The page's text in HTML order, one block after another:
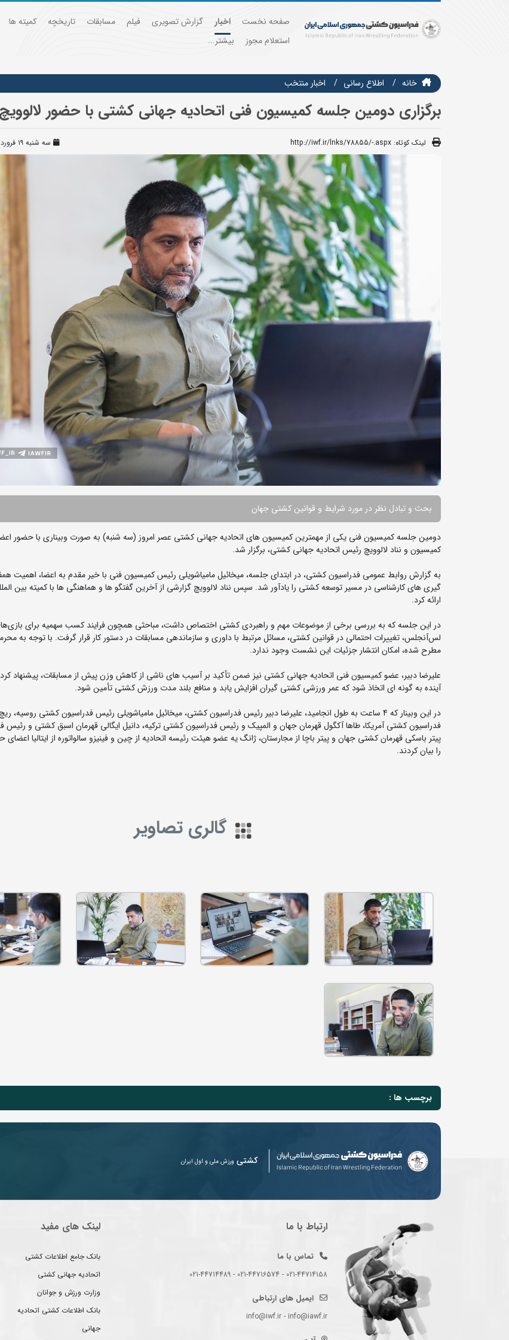
صفحه نخست اخبار گزارش تصویری فیلم مسابقات تاریخچه
کمیته ها
استعلام مجوز
بیشتر...
خانه اطلاع رسانی اخبار منتخب
برگزاری دومین جلسه کمیسیون فنی اتحادیه جهانی کشتی با حضور
لینک کوتاه: http://iwf.ir/lnks/78855/-.aspx سه شنبه ۱۹ فروردین ۱۴۰۴
بحث و تبادل نظر در مورد شرایط و قوانین کشتی جهان
دومین جلسه کمیسیون فنی یکی از مهمترین کمیسیون های اتحادیه جهانی کشتی عصر امروز (سه شنبه) به صورت وبیناری با حضور
کمیسیون و نناد لالوویچ رئیس اتحادیه جهانی کشتی، برگزار شد.
به گزارش روابط عمومی فدراسیون کشتی، در ابتدای جلسه، میخائیل مامیاشویلی رئیس کمیسیون فنی با خیر مقدم به اعضا، اهمیت
ارائه کرد.
لس‌آنجلس، تغییرات احتمالی در قوانین کشتی، مسائل مرتبط با داوری و سازماندهی مسابقات در دستور کار قرار گرفت. با توجه به
مطرح شده، امکان انتشار جزئیات این نشست وجود ندارد.
علیرضا دبیر، عضو کمیسیون فنی اتحادیه جهانی کشتی نیز ضمن تأکید بر آسیب‌ های ناشی از کاهش وزن پیش از مسابقات، پیشنهاد
آینده به گونه‌ ای اتخاذ شود که عمر ورزشی کشتی‌ گیران افزایش یابد و منافع بلند مدت ورزش کشتی تأمین شود.
در این وبینار که 4 ساعت به طول انجامید، علیرضا دبیر رئیس فدراسیون کشتی، میخائیل مامیاشویلی رئیس فدراسیون کشتی روسیه،
فدراسیون کشتی آمریکا، طاها آکگول قهرمان جهان و المپیک و رئیس فدراسیون کشتی ترکیه، دانیل ایگالی قهرمان اسبق کشتی و رئیس
پیتر باسکی قهرمان کشتی جهان و پیتر باچا از مجارستان، ژانگ یه عضو هیئت رئیسه اتحادیه از چین و فینیزو سالواتوره از ایتالیا
را بیان کردند.
گالری تصاویر
برچسب ها :
کشتی ورزش ملی و اول ایران
ارتباط با ما
تماس با ما
021-44714158 - 021-44716574 - 021-44714489
ایمیل های ارتباطی
info@iwf.ir - info@iawf.ir
لینک های مفید
بانک جامع اطلاعات کشتی
اتحادیه جهانی کشتی
وزارت ورزش و جوانان
بانک اطلاعات کشتی اتحادیه
جهانی